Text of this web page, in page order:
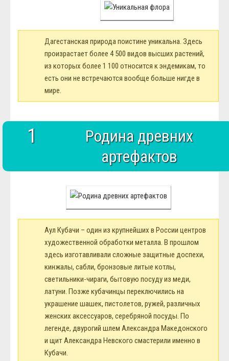
Дагестанская природа поистине уникальна. Здесь
произрастает более 4 500 видов высших растений,
из которых более 1 100 относится к эндемикам, то
есть они не встречаются вообще больше нигде в
мире.
1
Родина древних
артефактов
Аул Кубачи – один из крупнейших в России центров
художественной обработки металла. В прошлом
здесь изготавливали сложные защитные доспехи,
кинжалы, сабли, бронзовые литые котлы,
светильники-чираги, бытовую посуду из меди,
латуни. Позже кубачинцы переключились на
украшение шашек, пистолетов, ружей, различных
женских аксессуаров, серебряной посуды. По
легенде, двурогий шлем Александра Македонского
и щит Александра Невского смастерили именно в
Кубачи.